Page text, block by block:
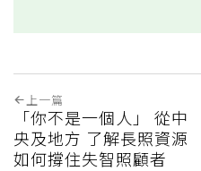
上一篇
「你不是一個人」 從中
央及地方 了解長照資源
如何撐住失智照顧者